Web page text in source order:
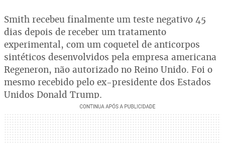
Smith recebeu finalmente um teste negativo 45
dias depois de receber um tratamento
experimental, com um coquetel de anticorpos
sintéticos desenvolvidos pela empresa americana
Regeneron, não autorizado no Reino Unido. Foi o
mesmo recebido pelo ex-presidente dos Estados
Unidos Donald Trump.